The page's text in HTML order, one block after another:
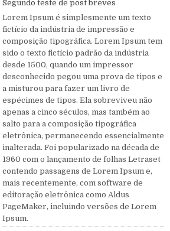
Segundo teste de post breves
Lorem Ipsum é simplesmente um texto
fictício da indústria de impressão e
composição tipográfica. Lorem Ipsum tem
sido o texto fictício padrão da indústria
desde 1500, quando um impressor
desconhecido pegou uma prova de tipos e
a misturou para fazer um livro de
espécimes de tipos. Ela sobreviveu não
apenas a cinco séculos, mas também ao
salto para a composição tipográfica
eletrônica, permanecendo essencialmente
inalterada. Foi popularizado na década de
1960 com o lançamento de folhas Letraset
contendo passagens de Lorem Ipsum e,
mais recentemente, com software de
editoração eletrônica como Aldus
PageMaker, incluindo versões de Lorem
Ipsum.